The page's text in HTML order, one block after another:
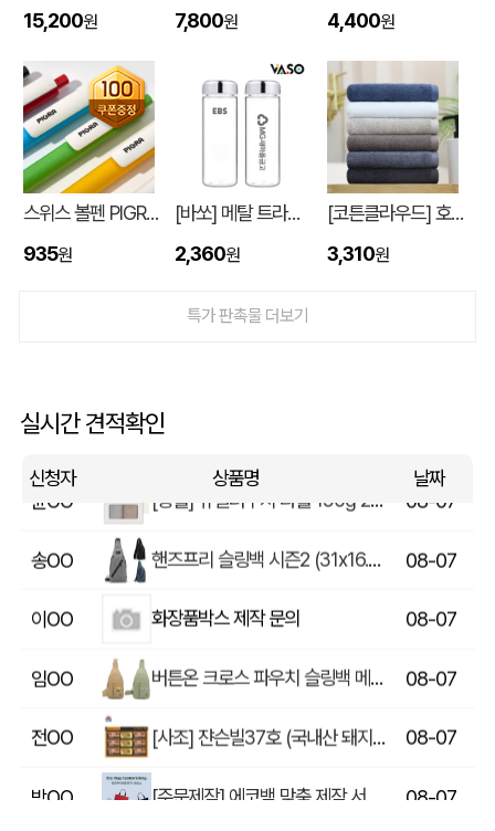
15,200원
7,800원
4,400원
스위스 볼펜 PIGRA P03 피그라 볼펜
935원
[바쏘] 메탈 트라이탄 보틀 500ml
2,360원
[코튼클라우드] 호텔수건 170g 1P (자수,나염)
3,310원
특가 판촉물 더보기
실시간 견적확인
신청자 상품명 날짜
이OO 입체형떡메모_(도자기레인보우) 08-08
이OO 상품제안(웰컴키트제작)
윤OO 08-07